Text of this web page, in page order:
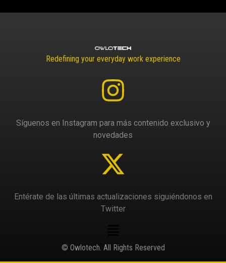
Redefining your everyday work experience
Síguenos en Instagram para más contenido exclusivo y
novedades
Entérate de las últimas actualizaciones siguiéndonos en
Twitter
© Owlotech. All Rights Reserved